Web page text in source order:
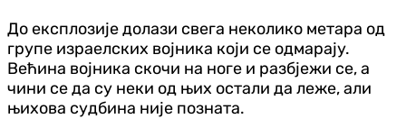
До експлозије долази свега неколико метара од
групе израелских војника који се одмарају.
Већина војника скочи на ноге и разбјежи се, а
чини се да су неки од њих остали да леже, али
њихова судбина није позната.